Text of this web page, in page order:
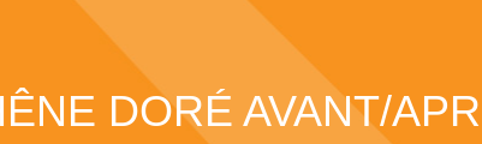
DORÉ AVANT/